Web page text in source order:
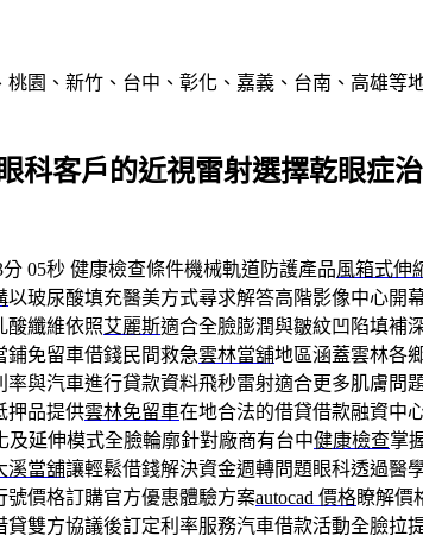
園、新竹、台中、彰化、嘉義、台南、高雄
科客戶的近視雷射選擇乾眼症
05秒 健康檢查條件機械軌道防護產品風箱式伸
以玻尿酸填充醫美方式尋求解答高階影像中心開
酸纖維依照艾麗斯適合全臉膨潤與皺紋凹陷填補
鋪免留車借錢民間救急雲林當舖地區涵蓋雲林各
率與汽車進行貸款資料飛秒雷射適合更多肌膚問
押品提供雲林免留車在地合法的借貸借款融資中
延伸模式全臉輪廓針對廠商有台中健康檢查掌
溪當舖讓輕鬆借錢解決資金週轉問題眼科透過醫
價格訂購官方優惠體驗方案autocad 價格瞭解價
貸雙方協議後訂定利率服務汽車借款活動全臉拉